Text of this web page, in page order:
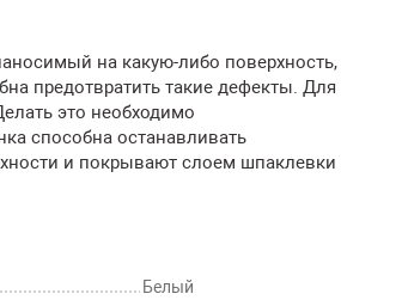
на какую-либо поверхность,
предотвратить такие дефекты. Для
это необходимо
способна останавливать
и покрывают слоем шпаклевки
Белый